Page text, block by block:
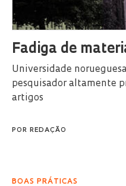
Fadiga de
Universidade
pesquisador altamente
artigos
POR REDAÇÃO
BOAS PRÁTICAS